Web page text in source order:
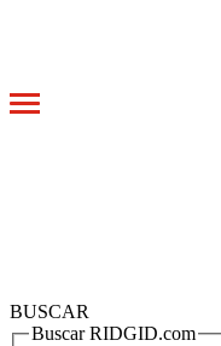
Toggle
BUSCAR
Buscar RIDGID.com